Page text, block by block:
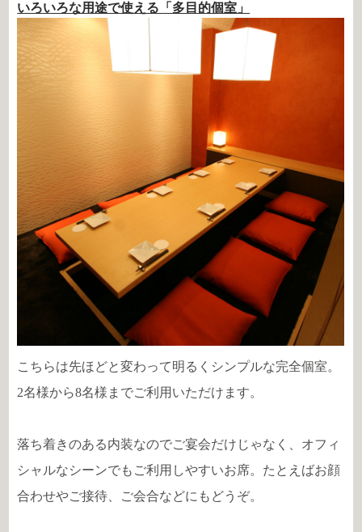
いろいろな用途で使える「多目的個室」
こちらは先ほどと変わって明るくシンプルな完全個室。
2名様から8名様までご利用いただけます。
落ち着きのある内装なのでご宴会だけじゃなく、オフィ
シャルなシーンでもご利用しやすいお席。たとえばお顔
合わせやご接待、ご会合などにもどうぞ。